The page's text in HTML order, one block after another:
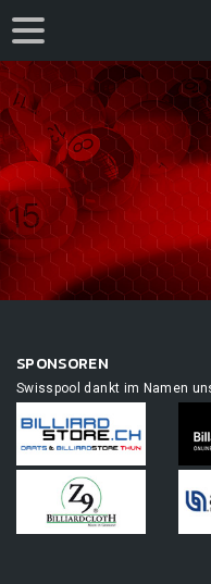
SPONSOREN
Swisspool dankt im Namen